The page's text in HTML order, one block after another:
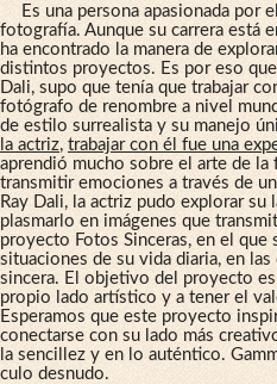
Es una persona apasionada por
fotografía. Aunque su carrera está
ha encontrado la manera de
distintos proyectos. Es por eso
Dali, supo que tenía que trabajar
fotógrafo de renombre a nivel
de estilo surrealista y su manejo
la actriz, trabajar con él fue una
aprendió mucho sobre el arte de
transmitir emociones a través de
Ray Dali, la actriz pudo explorar su
plasmarlo en imágenes que
proyecto Fotos Sinceras, en el que
situaciones de su vida diaria, en
sincera. El objetivo del proyecto
propio lado artístico y a tener el
Esperamos que este proyecto
conectarse con su lado más
la sencillez y en lo auténtico.
culo desnudo.